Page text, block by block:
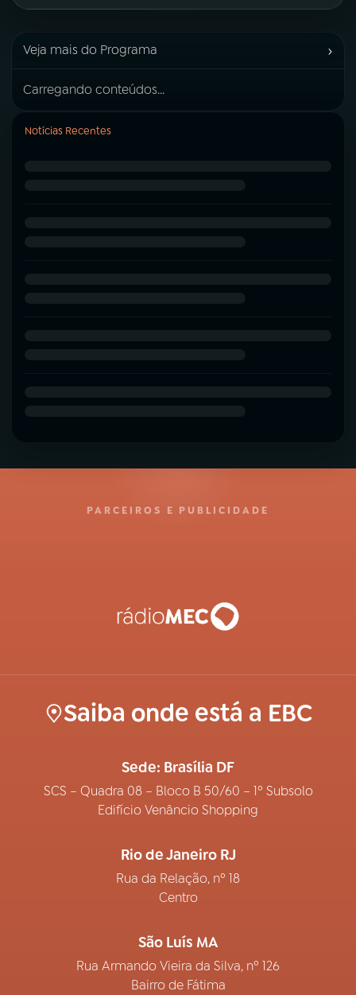
Veja mais do Programa ›
Carregando conteúdos...
Notícias Recentes
PARCEIROS E PUBLICIDADE
Saiba onde está a EBC
Sede: Brasília DF
SCS – Quadra 08 – Bloco B 50/60 – 1º Subsolo
Edifício Venâncio Shopping
Rio de Janeiro RJ
Rua da Relação, nº 18
Centro
São Luís MA
Rua Armando Vieira da Silva, nº 126
Bairro de Fátima